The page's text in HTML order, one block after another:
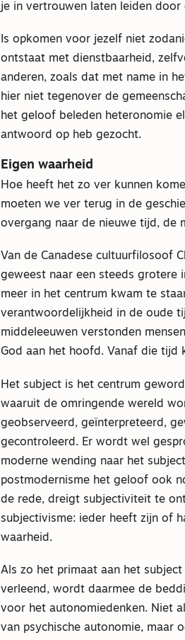
je in vertrouwen laten leiden door
Is opkomen voor jezelf niet
ontstaat met dienstbaarheid,
anderen, zoals dat met name in
hier niet tegenover de
het geloof beleden heteronomie
antwoord op heb gezocht.
Eigen waarheid
Hoe heeft het zo ver kunnen
moeten we ver terug in de
overgang naar de nieuwe tijd, de
Van de Canadese cultuurfilosoof
geweest naar een steeds grotere
meer in het centrum kwam te
verantwoordelijkheid in de oude
middeleeuwen verstonden
God aan het hoofd. Vanaf die tijd
Het subject is het centrum
waaruit de omringende wereld
geobserveerd, geïnterpreteerd,
gecontroleerd. Er wordt wel
moderne wending naar het
postmodernisme het geloof ook
de rede, dreigt subjectiviteit te
subjectivisme: ieder heeft zijn of
waarheid.
Als zo het primaat aan het
verleend, wordt daarmee de
voor het autonomiedenken. Niet
van psychische autonomie, maar